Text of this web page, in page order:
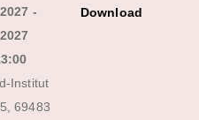
-
Institut
69483
Download